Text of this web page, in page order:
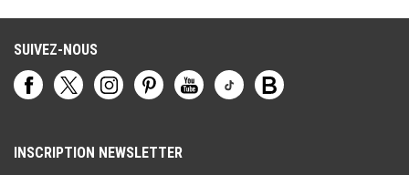
SUIVEZ-NOUS
INSCRIPTION NEWSLETTER